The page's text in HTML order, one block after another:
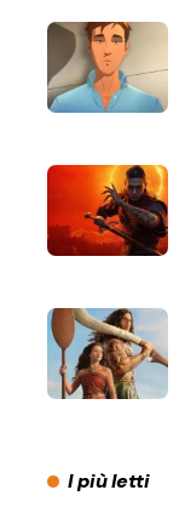
I più letti